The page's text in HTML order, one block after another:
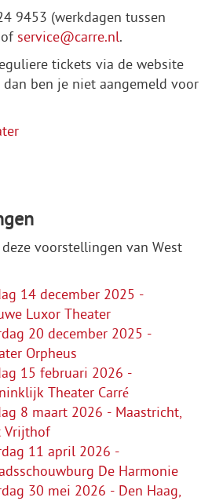
9453 (werkdagen tussen
service@carre.nl.
tickets via de website
ben je niet aangemeld voor
voorstellingen van West
14 december 2025 -
Luxor Theater
20 december 2025 -
Orpheus
15 februari 2026 -
Theater Carré
8 maart 2026 - Maastricht,
Vrijthof
11 april 2026 -
De Harmonie
30 mei 2026 - Den Haag,